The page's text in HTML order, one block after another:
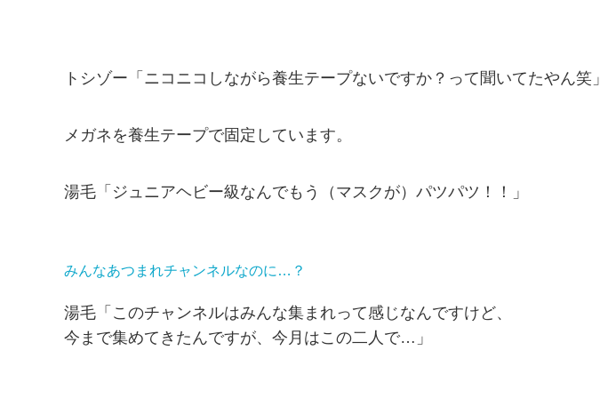
トシゾー「ニコニコしながら養生テープないですか？って聞いてたやん笑」
メガネを養生テープで固定しています。
湯毛「ジュニアヘビー級なんでもう（マスクが）パツパツ！！」
みんなあつまれチャンネルなのに…？
湯毛「このチャンネルはみんな集まれって感じなんですけど、
今まで集めてきたんですが、今月はこの二人で…」